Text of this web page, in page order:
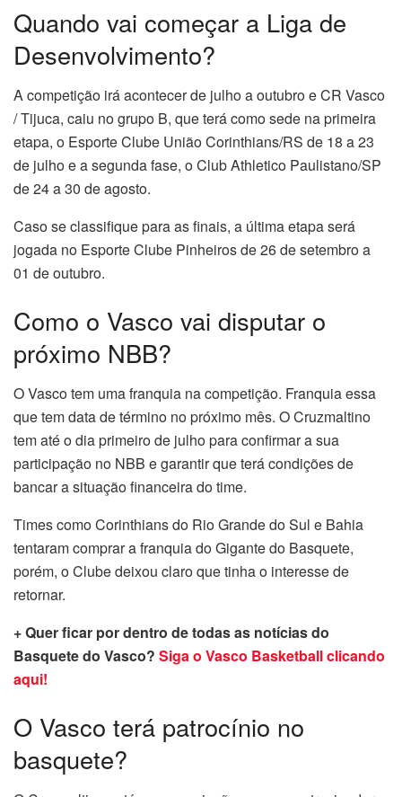
Quando vai começar a Liga de
Desenvolvimento?
A competição irá acontecer de julho a outubro e CR Vasco
/ Tijuca, caiu no grupo B, que terá como sede na primeira
etapa, o Esporte Clube União Corinthians/RS de 18 a 23
de julho e a segunda fase, o Club Athletico Paulistano/SP
de 24 a 30 de agosto.
Caso se classifique para as finais, a última etapa será
jogada no Esporte Clube Pinheiros de 26 de setembro a
01 de outubro.
Como o Vasco vai disputar o
próximo NBB?
O Vasco tem uma franquia na competição. Franquia essa
que tem data de término no próximo mês. O Cruzmaltino
tem até o dia primeiro de julho para confirmar a sua
participação no NBB e garantir que terá condições de
bancar a situação financeira do time.
Times como Corinthians do Rio Grande do Sul e Bahia
tentaram comprar a franquia do Gigante do Basquete,
porém, o Clube deixou claro que tinha o interesse de
retornar.
+ Quer ficar por dentro de todas as notícias do
Basquete do Vasco? Siga o Vasco Basketball clicando
aqui!
O Vasco terá patrocínio no
basquete?